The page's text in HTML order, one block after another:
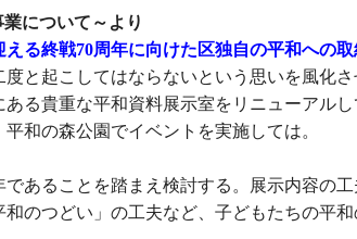
について～より
える終戦70周年に向けた区独自の平和への取
度と起こしてはならないという思いを風化
ある貴重な平和資料展示室をリニューアル
平和の森公園でイベントを実施しては。
であることを踏まえ検討する。展示内容の
和のつどい」の工夫など、子どもたちの平和